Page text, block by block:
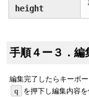
height
手順４ー３．編
編集完了したらキーボ
q
を押下し編集内容を